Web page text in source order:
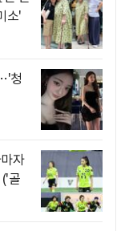
소'
청
자
골